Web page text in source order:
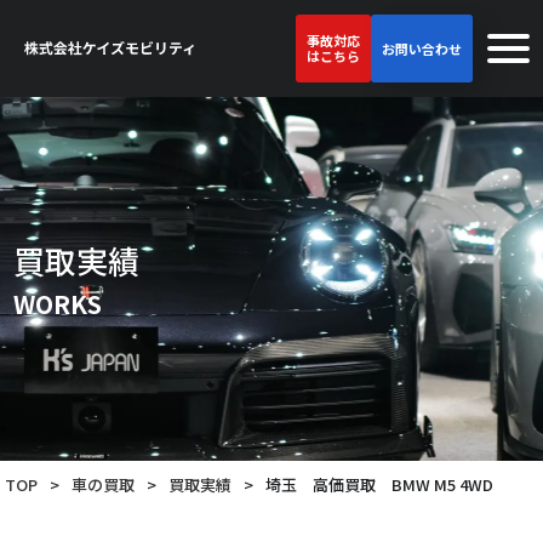
事故対応
はこちら
お問い合わせ
買取実績
WORKS
TOP > 車の買取 > 買取実績 > 埼玉 高価買取 BMW M5 4WD